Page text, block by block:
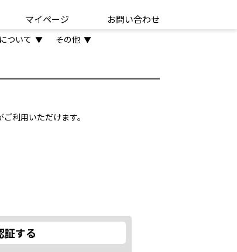
マイページ お問い合わせ
ついて ▼ その他 ▼
利用いただけます。
証する